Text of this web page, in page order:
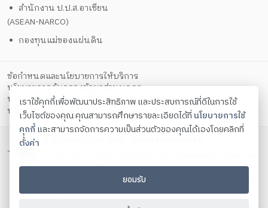
สำนักงาน ป.ป.ส.อาเซียน
(ASEAN-NARCO)
กองทุนแม่ของแผ่นดิน
ข้อกำหนดและนโยบายการให้บริการ
นโยบายการคุ้มครองข้อมูลส่วนบุคคล
นโยบายการรักษาความมั่นคงปลอดภัยด้วยเทคโนโลยีสารสนเทศ
นโยบายคุกกี้
ตั้งค่าคุกกี้
สำนักงาน ปปส.กทม. กระทรวงยุติธรรม
บางเขน เขตหลักสี่ กรุงเทพมหานคร 10210
โทรศัพท์ 0 2588 5037-9 ต่อ 13001 - 13009 โทรสาร 0 2589
7964 Contact us:saraban_bkk@oncb.go.th
เราใช้คุกกี้เพื่อพัฒนาประสิทธิภาพ และประสบการณ์ที่ดีในการใช้
เว็บไซต์ของคุณ คุณสามารถศึกษารายละเอียดได้ที่ นโยบายการใช้
คุกกี้และสามารถจัดการความเป็นส่วนตัวของคุณได้เองโดยคลิกที่
ตั้งค่า
ยอมรับ